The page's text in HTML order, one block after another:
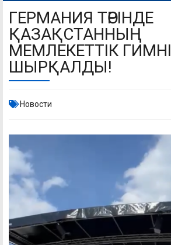
ГЕРМАНИЯ ТӨРІНДЕ
ҚАЗАҚСТАННЫҢ
МЕМЛЕКЕТТІК ГИМНІ
ШЫРҚАЛДЫ!
Новости